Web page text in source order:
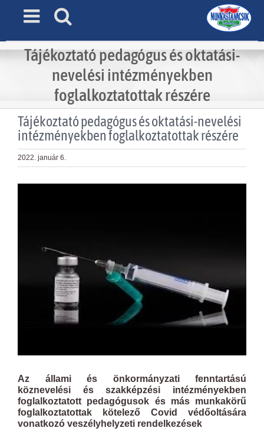
Tájékoztató pedagógus és oktatási-
nevelési intézményekben
foglalkoztatottak részére
Tájékoztató pedagógus és oktatási-nevelési
intézményekben foglalkoztatottak részére
2022. január 6.
Az állami és önkormányzati fenntartású
köznevelési és szakképzési intézményekben
foglalkoztatott pedagógusok és más munkakörű
foglalkoztatottak kötelező Covid védőoltására
vonatkozó veszélyhelyzeti rendelkezések